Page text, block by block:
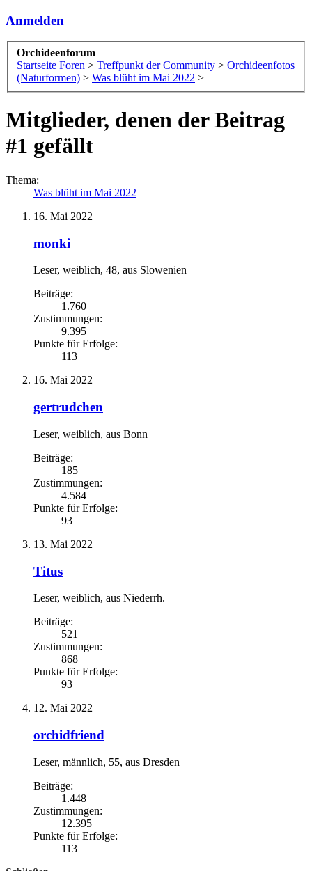
Anmelden
Orchideenforum
Startseite Foren > Treffpunkt der Community > Orchideenfotos
(Naturformen) > Was blüht im Mai 2022 >
Mitglieder, denen der Beitrag
#1 gefällt
Thema:
Was blüht im Mai 2022
16. Mai 2022
monki
Leser, weiblich, 48, aus Slowenien
Beiträge:
1.760
Zustimmungen:
9.395
Punkte für Erfolge:
113
16. Mai 2022
gertrudchen
Leser, weiblich, aus Bonn
Beiträge:
185
Zustimmungen:
4.584
Punkte für Erfolge:
93
13. Mai 2022
Titus
Leser, weiblich, aus Niederrh.
Beiträge:
521
Zustimmungen:
868
Punkte für Erfolge:
93
12. Mai 2022
orchidfriend
Leser, männlich, 55, aus Dresden
Beiträge:
1.448
Zustimmungen:
12.395
Punkte für Erfolge:
113